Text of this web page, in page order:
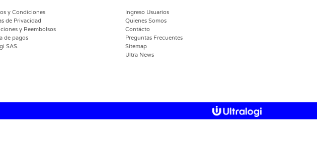
y Condiciones
de Privacidad
y Reembolsos
de pagos
SAS.
Ingreso Usuarios
Quienes Somos
Contácto
Preguntas Frecuentes
Sitemap
Ultra News